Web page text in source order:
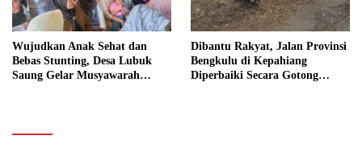
Wujudkan Anak Sehat dan
Bebas Stunting, Desa Lubuk
Saung Gelar Musyawarah
Dibantu Rakyat, Jalan Provinsi
Bengkulu di Kepahiang
Diperbaiki Secara Gotong